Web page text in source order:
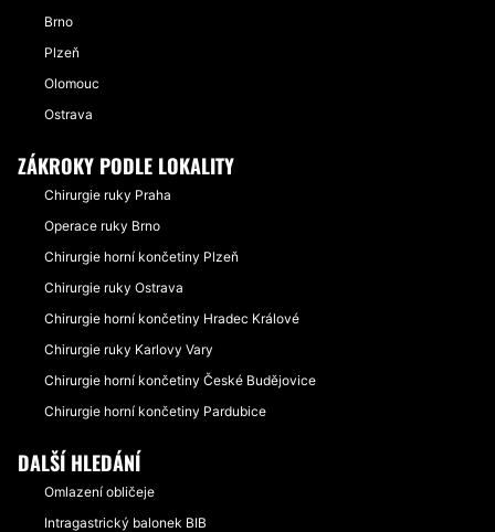
Brno
Plzeň
Olomouc
Ostrava
ZÁKROKY PODLE LOKALITY
Chirurgie ruky Praha
Operace ruky Brno
Chirurgie horní končetiny Plzeň
Chirurgie ruky Ostrava
Chirurgie horní končetiny Hradec Králové
Chirurgie ruky Karlovy Vary
Chirurgie horní končetiny České Budějovice
Chirurgie horní končetiny Pardubice
DALŠÍ HLEDÁNÍ
Omlazení obličeje
Intragastrický balonek BIB